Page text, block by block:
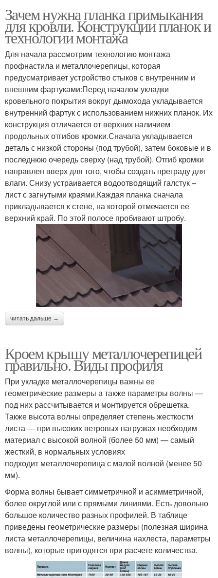
Зачем нужна планка примыкания
для кровли. Конструкции планок и
технологии монтажа
Для начала рассмотрим технологию монтажа
профнастила и металлочерепицы, которая
предусматривает устройство стыков с внутренним и
внешним фартуками:Перед началом укладки
кровельного покрытия вокруг дымохода укладывается
внутренний фартук с использованием нижних планок. Их
конструкция отличается от верхних наличием
продольных отгибов кромки.Сначала укладывается
деталь с низкой стороны (под трубой), затем боковые и в
последнюю очередь сверху (над трубой). Отгиб кромки
направлен вверх для того, чтобы создать преграду для
влаги. Снизу устраивается водоотводящий галстук –
лист с загнутыми краями.Каждая планка сначала
прикладывается к стене, на которой отмечается ее
верхний край. По этой полосе пробивают штробу.
читать дальше →
Кроем крышу металлочерепицей
правильно. Виды профиля
При укладке металлочерепицы важны ее
геометрические размеры а также параметры волны —
под них рассчитывается и монтируется обрешетка.
Также высота волны определяет степень жесткости
листа — при высоких ветровых нагрузках необходим
материал с высокой волной (более 50 мм) — самый
жесткий, в нормальных условиях
подходит металлочерепица с малой волной (менее 50
мм).
Форма волны бывает симметричной и асимметричной,
более округлой или с прямыми линиями. Есть довольно
большое количество разных профилей. В таблице
приведены геометрические размеры (полезная ширина
листа металлочерепицы, величина нахлеста, параметры
волны), которые пригодятся при расчете количества.